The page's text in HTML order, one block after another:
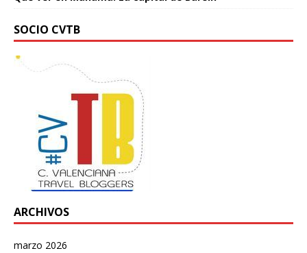
SOCIO CVTB
ARCHIVOS
marzo 2026